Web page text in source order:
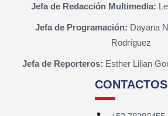
Jefa de Redacción Multimedia:
Jefa de Programación: Dayana
Rodríguez
Jefa de Reporteros: Esther Lilian
CONTACTOS